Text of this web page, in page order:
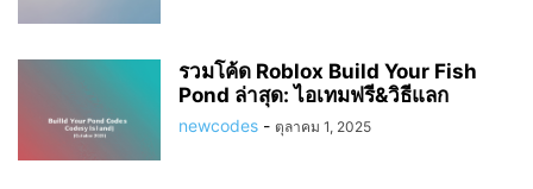
รวมโค้ด Roblox Build Your Fish
Pond ล่าสุด: ไอเทมฟรี&วิธีแลก
newcodes - ตุลาคม 1, 2025